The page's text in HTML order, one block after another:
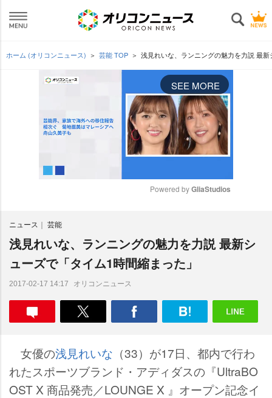
ホーム (オリコンニュース) 芸能 TOP 浅見れいな、ランニングの魅力を力説 最
SEE MORE
e
Powered by GliaStudios
ニュース 芸能
浅見れいな、ランニングの魅力を力説 最新シ
ューズで「タイム1時間縮まった」
2017-02-17 14:17 オリコンニュース
女優の浅見れいな （33）が17日、都内で行わ
れたスポーツブランド・アディダスの『UltraBO
OST X 商品発売／LOUNGE X 』オープン記念イ